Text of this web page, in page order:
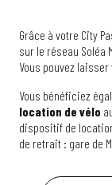
Grâce à votre City
sur le réseau Soléa
Vous pouvez
Vous bénéficiez
location de vélo
dispositif de
de retrait : gare de